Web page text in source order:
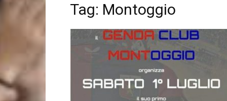
Tag: Montoggio